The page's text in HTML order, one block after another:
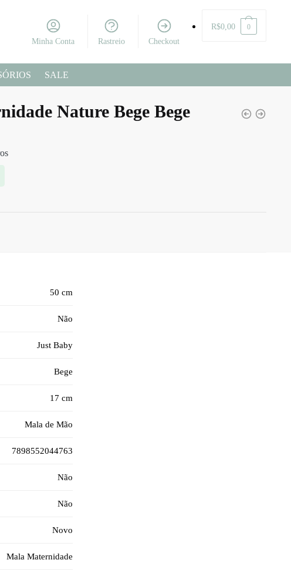
Minha Conta Rastreio Checkout
R$0,00 0
SALE
Nature Bege Bege
50 cm
Não
Just Baby
Bege
17 cm
Mala de Mão
7898552044763
Não
Não
Novo
Mala Maternidade